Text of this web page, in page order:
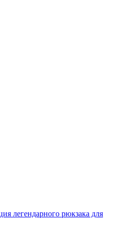
легендарного рюкзака для